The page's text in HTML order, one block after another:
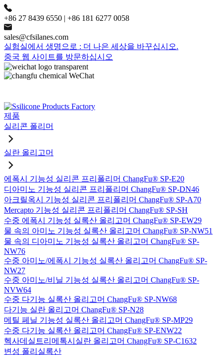
+86 27 8439 6550 | +86 181 6277 0058
sales@cfsilanes.com
실험실에서 생명으로 : 더 나은 세상을 바꾸십시오.
중국 웹 사이트를 방문하십시오
제품
실리콘 폴리머
실란 올리고머
에폭시 기능성 실리콘 프리폴리머 ChangFu® SP-E20
디아미노 기능성 실리콘 프리폴리머 ChangFu® SP-DN46
아크릴옥시 기능성 실리콘 프리폴리머 ChangFu® SP-A70
Mercapto 기능성 실리콘 프리폴리머 ChangFu® SP-SH
수중 에폭시 기능성 실록산 올리고머 ChangFu® SP-EW29
물 속의 아미노 기능성 실록산 올리고머 ChangFu® SP-NW51
물 속의 디아미노 기능성 실록산 올리고머 ChangFu® SP-
NW76
수중 아미노/에폭시 기능성 실록산 올리고머 ChangFu® SP-
NW27
수중 아미노/비닐 기능성 실록산 올리고머 ChangFu® SP-
NVW64
수중 다기능 실록산 올리고머 ChangFu® SP-NW68
다기능 실란 올리고머 ChangFu® SP-N28
메틸 페닐 기능성 실록산 올리고머 ChangFu® SP-MP29
수중 다기능 실록산 올리고머 ChangFu® SP-ENW22
헥사데실트리메톡시실란 올리고머 ChangFu® SP-C1632
변성 폴리실록산